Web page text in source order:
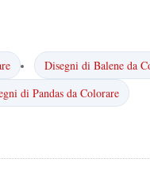
Disegni di Balene da
di Pandas da Colorare